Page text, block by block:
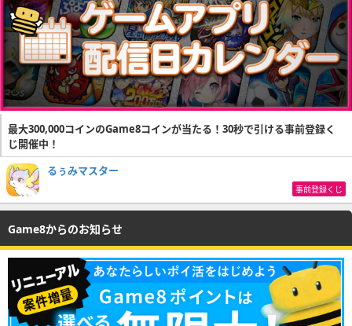
最大300,000コインのGame8コインが当たる！30秒で引ける事前登録く
じ開催中！
るぅみマスター
事前登録くじ
Game8からのお知らせ